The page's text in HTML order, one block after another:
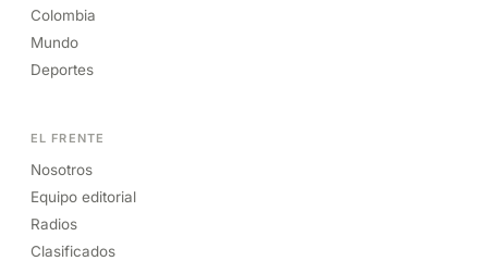
Colombia
Mundo
Deportes
EL FRENTE
Nosotros
Equipo editorial
Radios
Clasificados